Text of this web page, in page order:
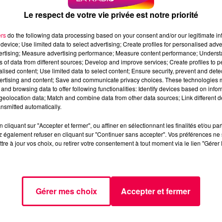
pied ferme. Par décision ministérielle, la France
l'influenza aviaire hautement pathogène. Cette
les oiseaux sauvages en Europe et l'achèvement
de longs mois de restrictions sévères pour les
EN ZONES À RISQUES
arrêté est la fin de l'obligation de claustration ou de
été levées dès le 26 avril 2026 dans les zones dites
particulier", représentés en orange sur les cartes
obligatoire.
tombée. Les volailles de toutes les régions
Le respect de votre vie privée est notre priorité
do the following data processing based on your consent and/or our legitimate
Use limited data to select advertising; Create profiles for personalised
Measure advertising performance; Measure content performance;
of data from different sources; Develop and improve services; Create profiles to
content; Use limited data to select content; Ensure security, prevent and
and content; Save and communicate privacy choices. These technologies
browsing data to offer following functionalities: Identify devices based on
data; Match and combine data from other data sources; Link different
automatically.
cliquant sur "Accepter et fermer", ou affiner en sélectionnant les finalités et/ou
également refuser en cliquant sur "Continuer sans accepter". Vos préférences
à jour vos choix, ou retirer votre consentement à tout moment via le lien
Gérer mes choix Accepter et fermer